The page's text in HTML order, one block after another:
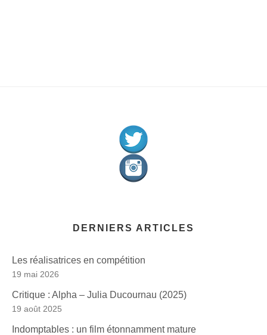
DERNIERS ARTICLES
Les réalisatrices en compétition
19 mai 2026
Critique : Alpha – Julia Ducournau (2025)
19 août 2025
Indomptables : un film étonnamment mature